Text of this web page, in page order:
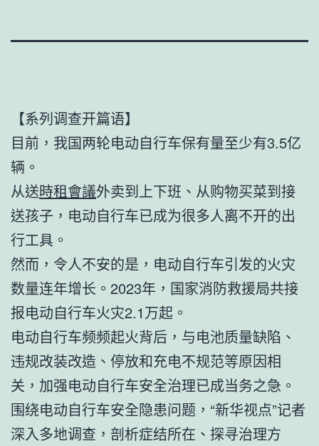
【系列调查开篇语】
目前，我国两轮电动自行车保有量至少有3.5亿
辆。
从送時租會議外卖到上下班、从购物买菜到接
送孩子，电动自行车已成为很多人离不开的出
行工具。
然而，令人不安的是，电动自行车引发的火灾
数量连年增长。2023年，国家消防救援局共接
报电动自行车火灾2.1万起。
电动自行车频频起火背后，与电池质量缺陷、
违规改装改造、停放和充电不规范等原因相
关，加强电动自行车安全治理已成当务之急。
围绕电动自行车安全隐患问题，“新华视点”记者
深入多地调查，剖析症结所在、探寻治理方